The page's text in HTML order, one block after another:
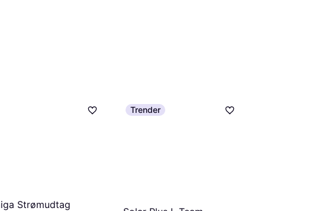
Strømudtag
Trender